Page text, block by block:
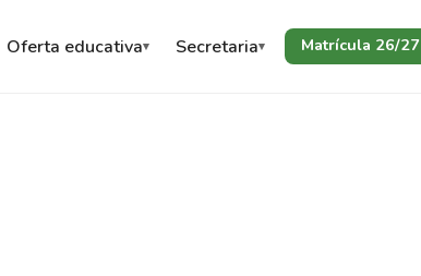
Oferta educativa Secretaria Matrícula 26/27